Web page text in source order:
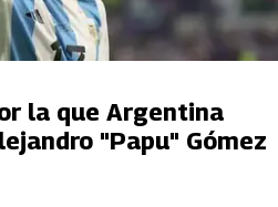
la que Argentina
"Papu" Gómez